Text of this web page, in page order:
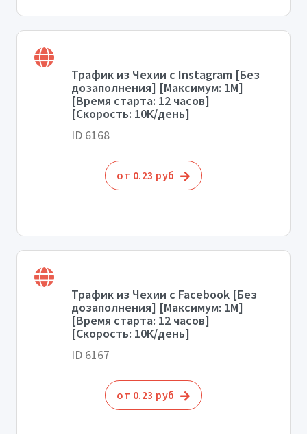
Трафик из Чехии с Instagram [Без
дозаполнения] [Максимум: 1М]
[Время старта: 12 часов]
[Скорость: 10К/день]
ID 6168
от 0.23 руб
Трафик из Чехии с Facebook [Без
дозаполнения] [Максимум: 1М]
[Время старта: 12 часов]
[Скорость: 10К/день]
ID 6167
от 0.23 руб